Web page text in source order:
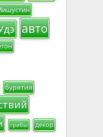
авто
бурятия
грибы декор